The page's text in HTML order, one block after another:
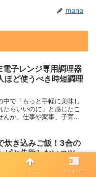
mana
電子レンジ専用調理器
ほど使うべき時短調理
中で「もっと手軽に美味し
たらいいのに」と感じたこ
んか。仕事や家事、子育て
が LIFINIQUE電子レンジ専
子...
炊き込みご飯！3合の
ピと失敗しないコツ
き込みご飯3合のレシピをお
この記事では、ストウブの
トップ サイドバー